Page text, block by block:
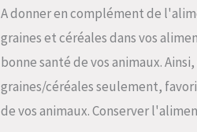
A donner en complément de
graines et céréales dans vos
bonne santé de vos animaux.
graines/céréales seulement,
de vos animaux. Conserver